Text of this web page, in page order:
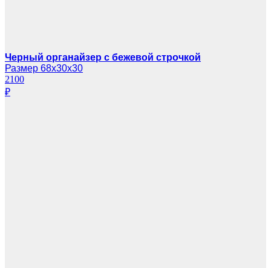
Черный органайзер с бежевой строчкой
Размер 68х30х30
2100
₽